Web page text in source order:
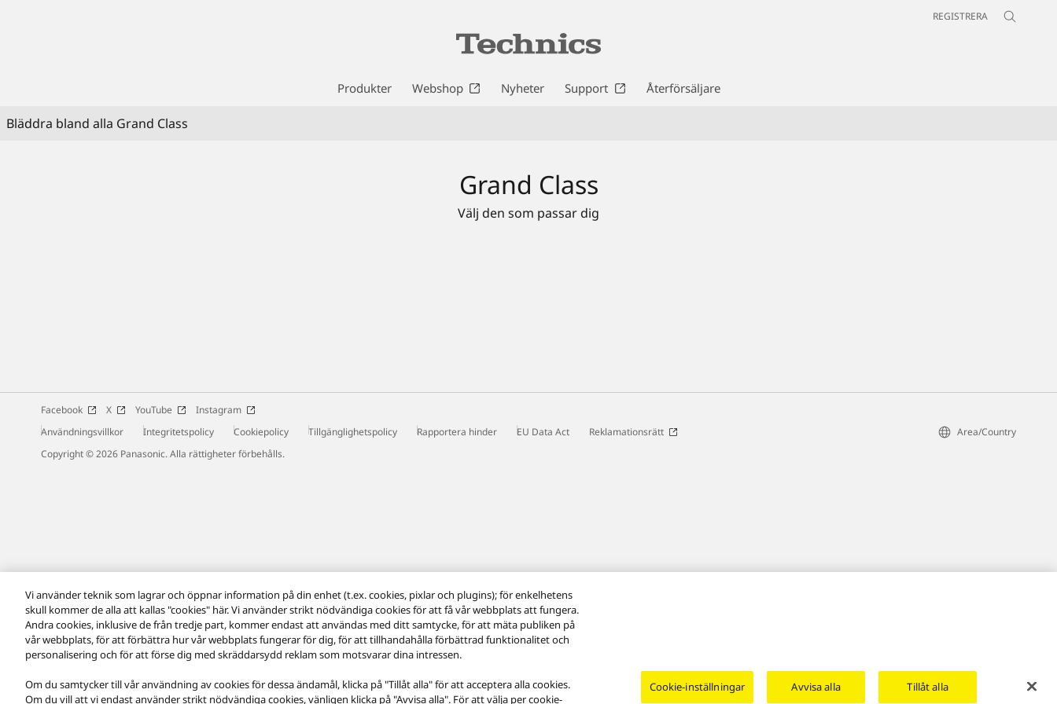
Produkter Webshop Nyheter Support Återförsäljare
REGISTRERA
Bläddra bland alla Grand Class
Välj den som passar dig
Grand Class
Facebook X YouTube
Instagram
Användningsvillkor
Integritetspolicy Cookiepolicy Tillgänglighetspolicy Rapportera hinder EU Data Act Reklamationsrätt
Area/Country
Copyright © 2026 Panasonic. Alla rättigheter förbehålls.
Vi använder teknik som lagrar och öppnar information på din enhet (t.ex. cookies, pixlar och plugins); för enkelhetens
skull kommer de alla att kallas "cookies" här. Vi använder strikt nödvändiga cookies för att få vår webbplats att fungera.
Andra cookies, inklusive de från tredje part, kommer endast att användas med ditt samtycke, för att mäta publiken på
vår webbplats, för att förbättra hur vår webbplats fungerar för dig, för att tillhandahålla förbättrad funktionalitet och
personalisering och för att förse dig med skräddarsydd reklam som motsvarar dina intressen.
Om du samtycker till vår användning av cookies för dessa ändamål, klicka på "Tillåt alla" för att acceptera alla cookies.
Om du vill att vi endast använder strikt nödvändiga cookies, vänligen klicka på "Avvisa alla". För att välja per cookie-
Cookie-inställningar Avvisa alla Tillåt alla